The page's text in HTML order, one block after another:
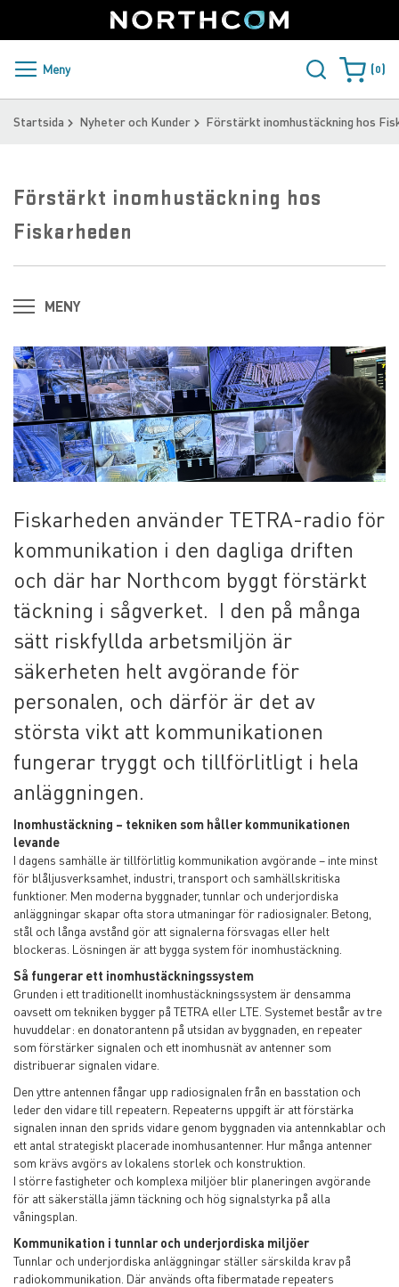
to
Content
Sweden
PRODUKTER OCH LÖSNINGAR
ÅTERFÖRSÄLJARE
NORTHCOM
Meny Varukorgen
0
Startsida Nyheter och Kunder Förstärkt inomhustäckning hos
Förstärkt inomhustäckning hos
Fiskarheden
MENY
Fiskarheden använder TETRA-radio för
kommunikation i den dagliga driften
och där har Northcom byggt förstärkt
täckning i sågverket. I den på många
sätt riskfyllda arbetsmiljön är
säkerheten helt avgörande för
personalen, och därför är det av
största vikt att kommunikationen
fungerar tryggt och tillförlitligt i hela
anläggningen.
Inomhustäckning – tekniken som håller kommunikationen
levande
I dagens samhälle är tillförlitlig kommunikation avgörande – inte minst
för blåljusverksamhet, industri, transport och samhällskritiska
funktioner. Men moderna byggnader, tunnlar och underjordiska
anläggningar skapar ofta stora utmaningar för radiosignaler. Betong,
stål och långa avstånd gör att signalerna försvagas eller helt
blockeras. Lösningen är att bygga system för inomhustäckning.
Så fungerar ett inomhustäckningssystem
Grunden i ett traditionellt inomhustäckningssystem är densamma
oavsett om tekniken bygger på TETRA eller LTE. Systemet består av tre
huvuddelar: en donatorantenn på utsidan av byggnaden, en repeater
som förstärker signalen och ett inomhusnät av antenner som
distribuerar signalen vidare.
Den yttre antennen fångar upp radiosignalen från en basstation och
leder den vidare till repeatern. Repeaterns uppgift är att förstärka
signalen innan den sprids vidare genom byggnaden via antennkablar och
ett antal strategiskt placerade inomhusantenner. Hur många antenner
som krävs avgörs av lokalens storlek och konstruktion.
I större fastigheter och komplexa miljöer blir planeringen avgörande
för att säkerställa jämn täckning och hög signalstyrka på alla
våningsplan.
Kommunikation i tunnlar och underjordiska miljöer
Tunnlar och underjordiska anläggningar ställer särskilda krav på
radiokommunikation. Där används ofta fibermatade repeaters